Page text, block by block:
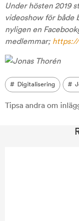
Under hösten 2019
videoshow för både
nyligen en
medlemmar;
Digitalisering
Tipsa andra om